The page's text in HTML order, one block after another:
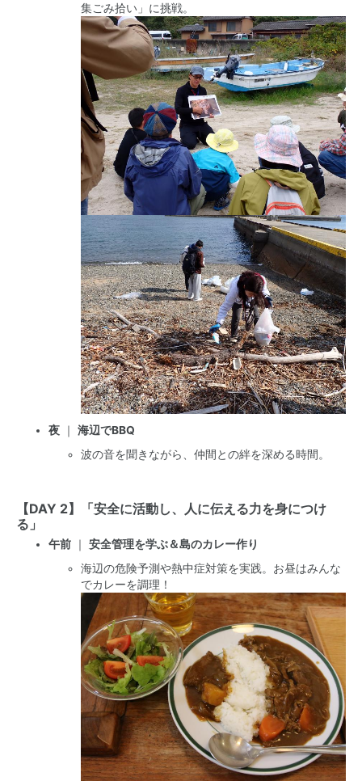
集ごみ拾い」に挑戦。
夜 ｜ 海辺でBBQ
波の音を聞きながら、仲間との絆を深める時間。
【DAY 2】「安全に活動し、人に伝える力を身につけ
る」
午前 ｜ 安全管理を学ぶ＆島のカレー作り
海辺の危険予測や熱中症対策を実践。お昼はみんな
でカレーを調理！